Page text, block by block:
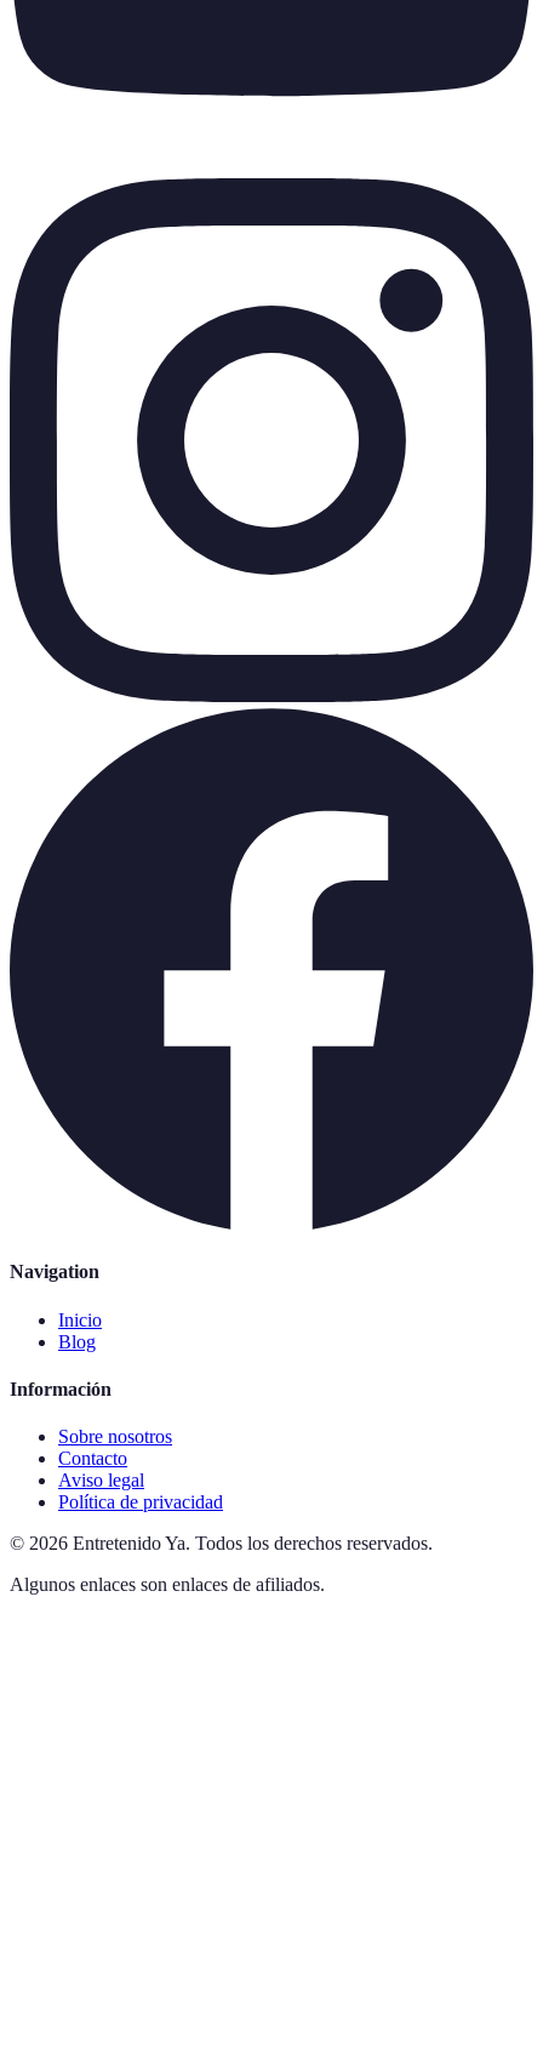
Navigation
Inicio
Blog
Información
Sobre nosotros
Contacto
Aviso legal
Política de privacidad
© 2026 Entretenido Ya. Todos los derechos reservados.
Algunos enlaces son enlaces de afiliados.